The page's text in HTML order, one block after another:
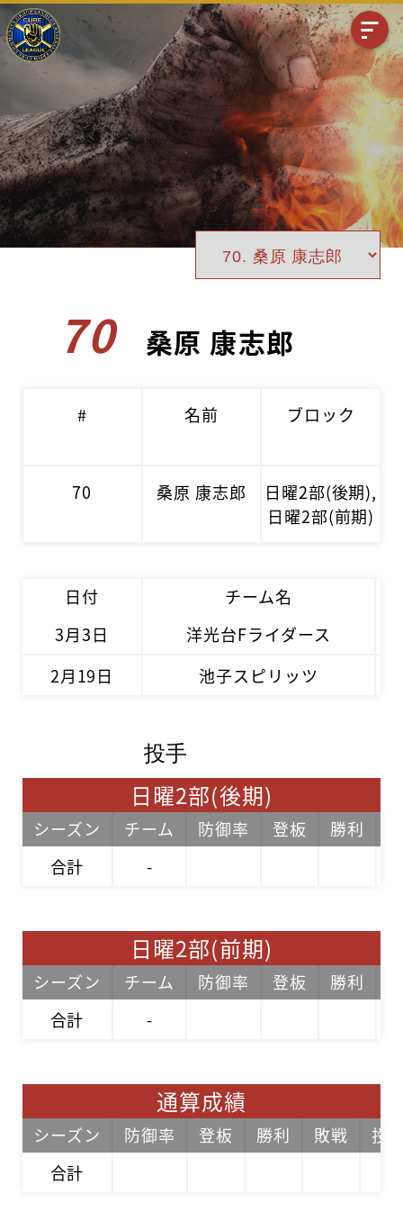
70 桑原 康志郎
#
70
名前
桑原 康志郎
ブロック
日曜2部(後期),
日曜2部(前期)
日付 チーム名
3月3日
洋光台Fライダース
2月19日
池子スピリッツ
投手
日曜2部(後期)
シーズン チーム 防御率 登板 勝利
合計
-
日曜2部(前期)
シーズン チーム 防御率 登板 勝利
合計
-
通算成績
シーズン 防御率 登板 勝利 敗戦
投
合計